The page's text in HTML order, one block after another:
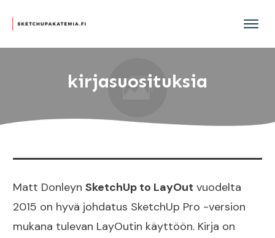
kirjasuosituksia
Matt Donleyn SketchUp to LayOut vuodelta
2015 on hyvä johdatus SketchUp Pro -version
mukana tulevan LayOutin käyttöön. Kirja on